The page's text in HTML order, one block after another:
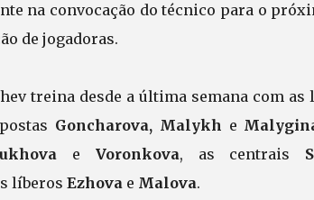
na convocação do técnico para o
de jogadoras.
treina desde a última semana com as
Goncharova, Malykh e
e Voronkova, as centrais
líberos Ezhovae Malova.